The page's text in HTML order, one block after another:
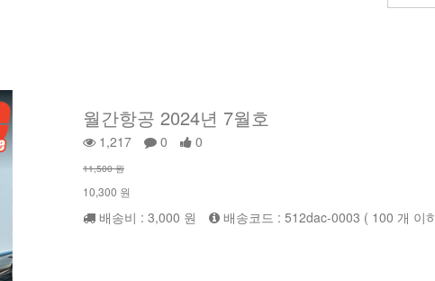
월간항공 2024년 7월호
1,217 0 0
11,500 원
10,300 원
배송비 : 3,000 원 배송코드 : 512dac-0003 ( 100 개 이